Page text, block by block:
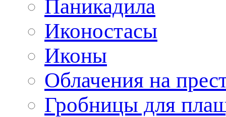
Паникадила
Иконостасы
Иконы
Облачения на
Гробницы для